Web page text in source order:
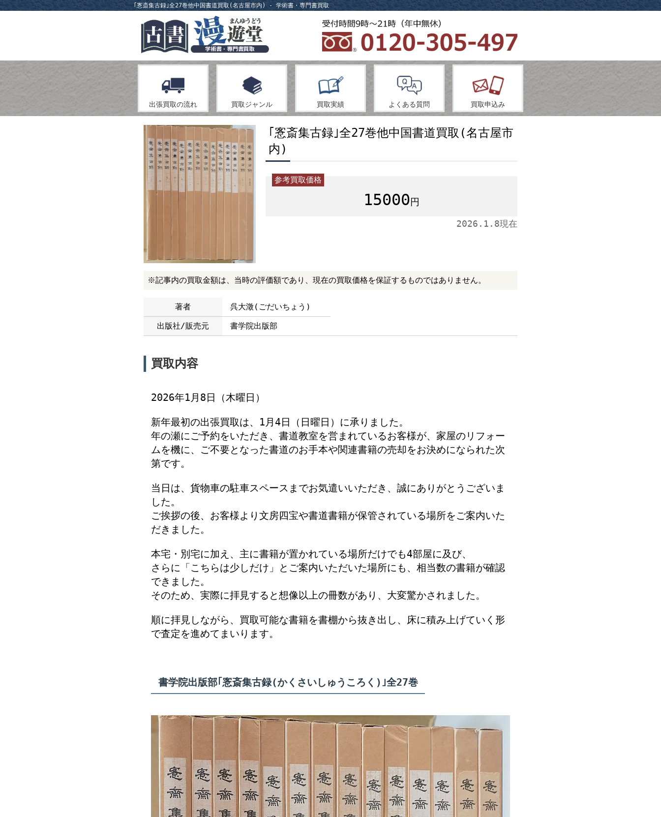
｢愙斎集古録｣全27巻他中国書道買取(名古屋市内) - 学術書・専門書買取
出張買取の流れ 買取ジャンル 買取実績 よくある質問 買取申込み
｢愙斎集古録｣全27巻他中国書道買取(名古屋市
内)
参考買取価格
15000円
2026.1.8現在
※記事内の買取金額は、当時の評価額であり、現在の買取価格を保証するものではありません。
著者 呉大澂(ごだいちょう)
出版社/販売元 書学院出版部
買取内容
2026年1月8日（木曜日）
新年最初の出張買取は、1月4日（日曜日）に承りました。
年の瀬にご予約をいただき、書道教室を営まれているお客様が、家屋のリフォー
ムを機に、ご不要となった書道のお手本や関連書籍の売却をお決めになられた次
第です。
当日は、貨物車の駐車スペースまでお気遣いいただき、誠にありがとうございま
した。
ご挨拶の後、お客様より文房四宝や書道書籍が保管されている場所をご案内いた
だきました。
本宅・別宅に加え、主に書籍が置かれている場所だけでも4部屋に及び、
さらに「こちらは少しだけ」とご案内いただいた場所にも、相当数の書籍が確認
できました。
そのため、実際に拝見すると想像以上の冊数があり、大変驚かされました。
順に拝見しながら、買取可能な書籍を書棚から抜き出し、床に積み上げていく形
で査定を進めてまいります。
書学院出版部｢愙斎集古録(かくさいしゅうころく)｣全27巻